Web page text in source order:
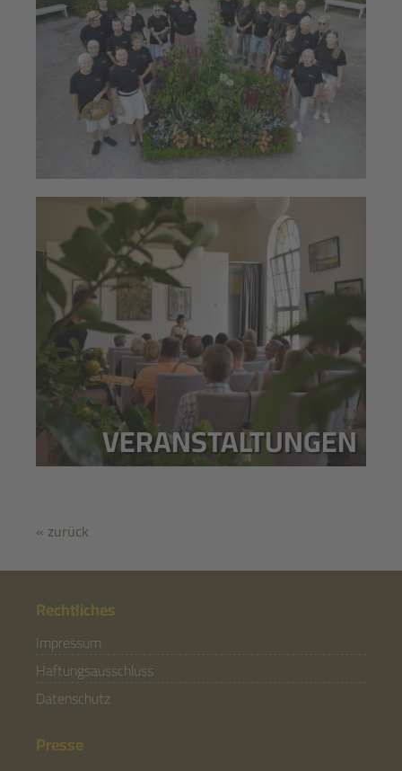
VERANSTALTUNGEN
« zurück
Rechtliches
Impressum
Haftungsausschluss
Datenschutz
Presse